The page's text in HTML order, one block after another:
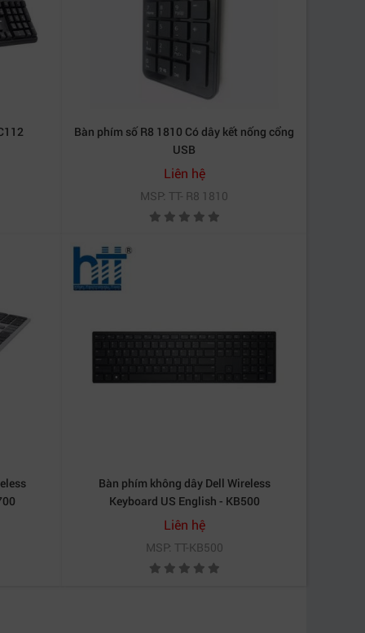
nay, TARGUS đã phát triển thành thương
như balo, vali kéo, phụ kiện công nghệ và
bạc giúp ức chế sự phát triển của vi khuẩn,
Bàn phím số R8 1810 Có dây kết nống cổng
USB
Liên hệ
MSP: TT- R8 1810
Bàn phím không dây Dell Wireless
Keyboard US English - KB500
Liên hệ
MSP: TT-KB500